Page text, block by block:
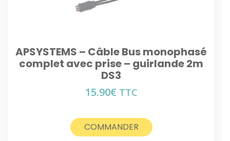
APSYSTEMS – Câble Bus monophasé
complet avec prise – guirlande 2m
DS3
15.90€ TTC
COMMANDER